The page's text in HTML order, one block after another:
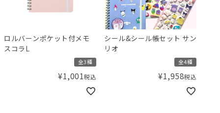
ロルバーンポケット付メモ
スコラL
全3種
¥1,001税込
シール&シール帳セット サン
リオ
全4種
¥1,958税込